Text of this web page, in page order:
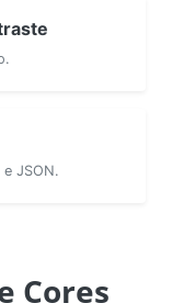
JSON.
Cores